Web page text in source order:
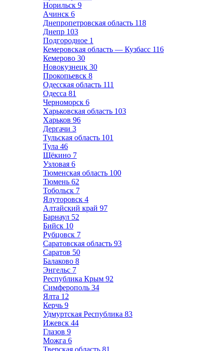
Норильск 9
Ачинск 6
Днепропетровская область 118
Днепр 103
Подгородное 1
Кемеровская область — Кузбасс 116
Кемерово 30
Новокузнецк 30
Прокопьевск 8
Одесская область 111
Одесса 81
Черноморск 6
Харьковская область 103
Харьков 96
Дергачи 3
Тульская область 101
Тула 46
Щёкино 7
Узловая 6
Тюменская область 100
Тюмень 62
Тобольск 7
Ялуторовск 4
Алтайский край 97
Барнаул 52
Бийск 10
Рубцовск 7
Саратовская область 93
Саратов 50
Балаково 8
Энгельс 7
Республика Крым 92
Симферополь 34
Ялта 12
Керчь 9
Удмуртская Республика 83
Ижевск 44
Глазов 9
Можга 6
Тверская область 81